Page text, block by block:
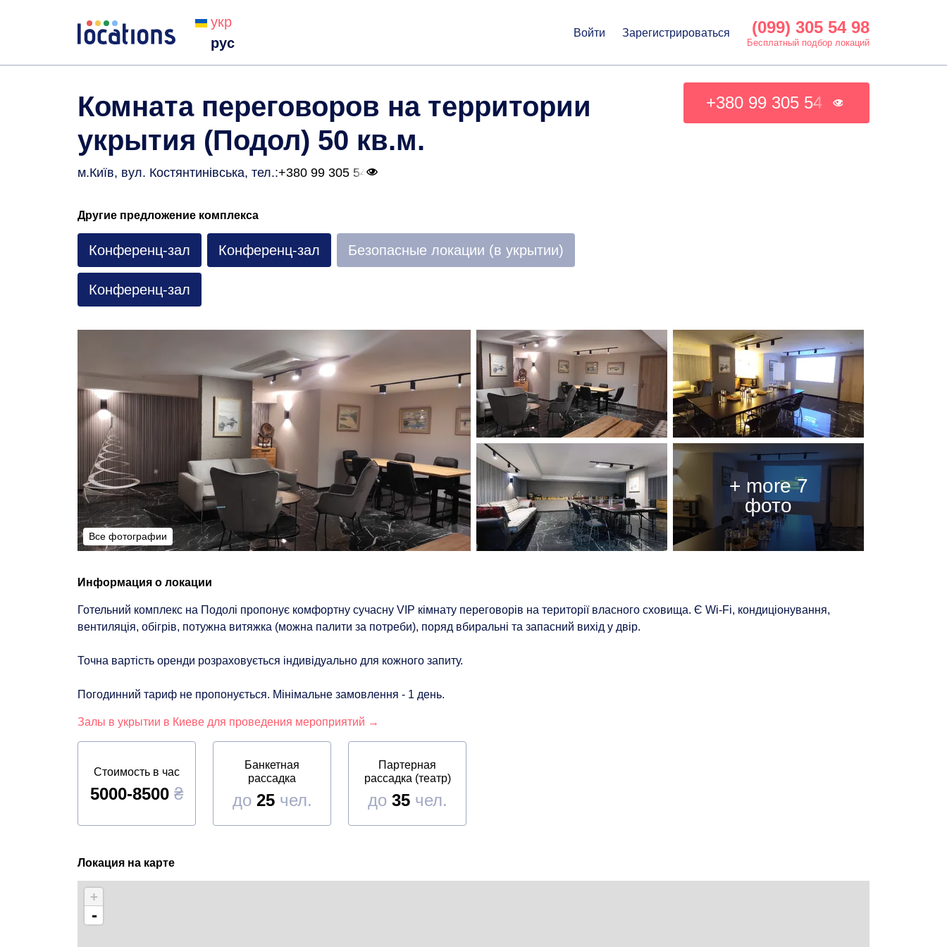
укр
рус
Войти Зарегистрироваться (099) 305 54 98
Бесплатный подбор локаций
+380 99 305 54
Комната переговоров на территории
укрытия (Подол) 50 кв.м.
м.Київ, вул. Костянтинівська, тел.:+380 99 305 54
Другие предложение комплекса
Конференц-зал Конференц-зал Безопасные локации (в укрытии)
Конференц-зал
Все фотографии
Все фотографии
Информация о локации
Готельний комплекс на Подолі пропонує комфортну сучасну VIP кімнату переговорів на території власного сховища. Є Wi-Fi, кондиціонування,
вентиляція, обігрів, потужна витяжка (можна палити за потреби), поряд вбиральні та запасний вихід у двір.
Точна вартість оренди розраховується індивідуально для кожного запиту.
Погодинний тариф не пропонується. Мінімальне замовлення - 1 день.
Залы в укрытии в Киеве для проведения мероприятий →
Стоимость в час
5000-8500 ₴
Банкетная
рассадка
до 25чел.
Партерная
рассадка (театр)
до 35чел.
Локация на карте
+
-